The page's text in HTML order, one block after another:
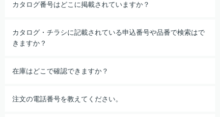
カタログ番号はどこに掲載されていますか？
カタログ・チラシに記載されている申込番号や品番で検索はで
きますか？
在庫はどこで確認できますか？
注文の電話番号を教えてください。